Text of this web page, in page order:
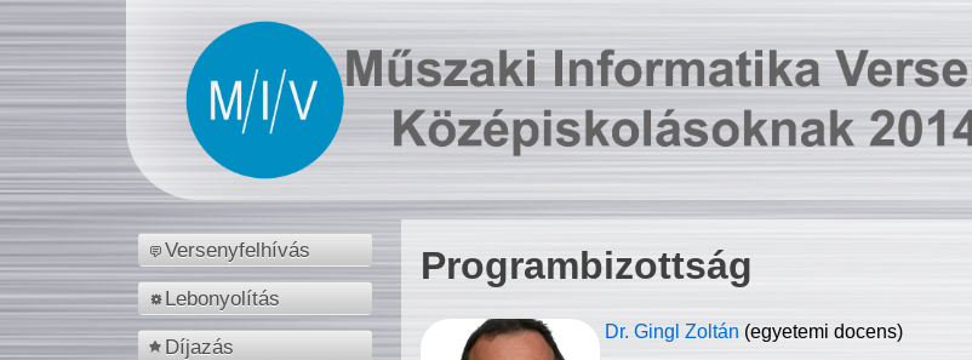
Versenyfelhívás
Lebonyolítás
Díjazás
Programbizottság
Dr. Gingl Zoltán (egyetemi docens)